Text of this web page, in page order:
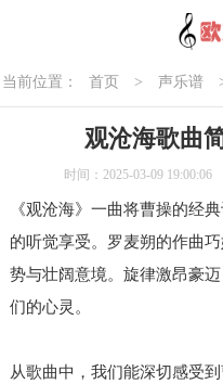
当前位置： 首页 > 声乐谱
观沧海歌曲
时间：2025-03-09 19:00:06
《观沧海》一曲将曹操的经
的听觉享受。罗麦朔的作曲
势与壮阔意境。旋律激昂豪
们的心灵。
从歌曲中，我们能深切感受